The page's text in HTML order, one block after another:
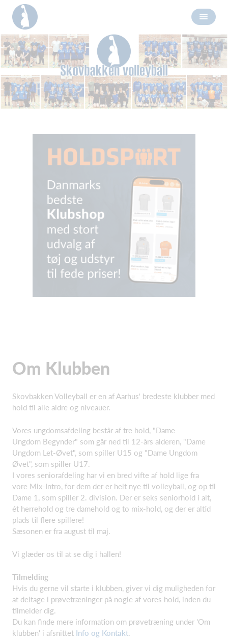
Om Klubben
Skovbakken Volleyball er en af Aarhus' bredeste klubber med
hold til alle aldre og niveauer.
Vores ungdomsafdeling består af tre hold, "Dame
Ungdom Begynder" som går ned til 12-års alderen, "Dame
Ungdom Let-Øvet", som spiller U15 og "Dame Ungdom
Øvet", som spiller U17.
I vores seniorafdeling har vi en bred vifte af hold lige fra
vore Mix-Intro, for dem der er helt nye til volleyball, og op til
Dame 1, som spiller 2. division. Der er seks seniorhold i alt,
ét herrehold og tre damehold og to mix-hold, og der er altid
plads til flere spillere!
Sæsonen er fra august til maj.
Vi glæder os til at se dig i hallen!
Tilmelding
Hvis du gerne vil starte i klubben, giver vi dig muligheden for
at deltage i prøvetræninger på nogle af vores hold, inden du
tilmelder dig.
Du kan finde mere information om prøvetræning under 'Om
klubben' i afsnittet Info og Kontakt.